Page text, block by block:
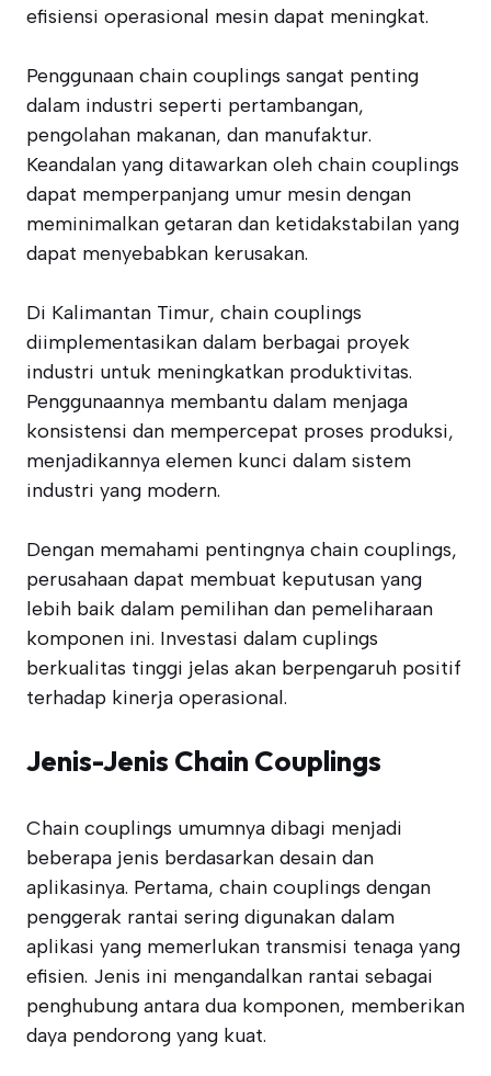
efisiensi operasional mesin dapat meningkat.
Penggunaan chain couplings sangat penting
dalam industri seperti pertambangan,
pengolahan makanan, dan manufaktur.
Keandalan yang ditawarkan oleh chain couplings
dapat memperpanjang umur mesin dengan
meminimalkan getaran dan ketidakstabilan yang
dapat menyebabkan kerusakan.
Di Kalimantan Timur, chain couplings
diimplementasikan dalam berbagai proyek
industri untuk meningkatkan produktivitas.
Penggunaannya membantu dalam menjaga
konsistensi dan mempercepat proses produksi,
menjadikannya elemen kunci dalam sistem
industri yang modern.
Dengan memahami pentingnya chain couplings,
perusahaan dapat membuat keputusan yang
lebih baik dalam pemilihan dan pemeliharaan
komponen ini. Investasi dalam cuplings
berkualitas tinggi jelas akan berpengaruh positif
terhadap kinerja operasional.
Jenis-Jenis Chain Couplings
Chain couplings umumnya dibagi menjadi
beberapa jenis berdasarkan desain dan
aplikasinya. Pertama, chain couplings dengan
penggerak rantai sering digunakan dalam
aplikasi yang memerlukan transmisi tenaga yang
efisien. Jenis ini mengandalkan rantai sebagai
penghubung antara dua komponen, memberikan
daya pendorong yang kuat.